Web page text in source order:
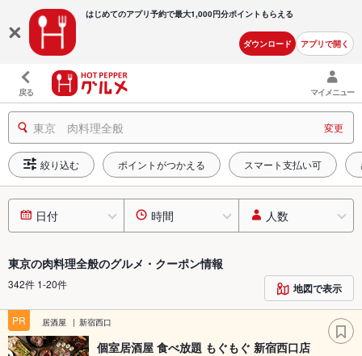
はじめてのアプリ予約で最大1,000円分ポイントもらえる
ダウンロード アプリで開く
戻る マイメニュー
東京 肉料理全般 変更
絞り込む ポイントがつかえる スマート支払い可
日付 時間 人数
東京の肉料理全般のグルメ・クーポン情報
342件 1-20件 地図で表示
PR 居酒屋 新宿西口
個室居酒屋 食べ放題 もぐもぐ 新宿西口店